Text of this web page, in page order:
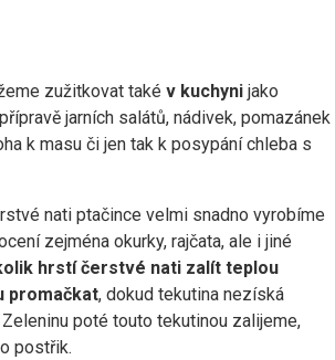
zužitkovat také v kuchynijako
jarních salátů, nádivek, pomazánek
k masu či jen tak k posypání chleba s
nati ptačince velmi snadno vyrobíme
zejména okurky, rajčata, ale i jiné
hrstí čerstvé nati zalít teplou
promačkat, dokud tekutina nezíská
poté touto tekutinou zalijeme,
postřik.